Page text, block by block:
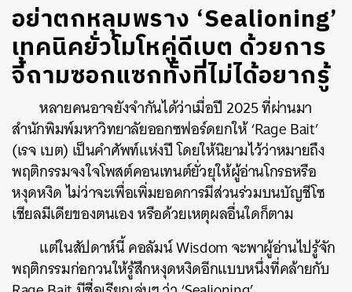
อย่าตกหลุมพราง ‘Sealioning’
เทคนิคยั่วโมโหคู่ดีเบต ด้วยการ
จี้ถามซอกแซกทั้งที่ไม่ได้อยากรู้
หลายคนอาจยังจำกันได้ว่าเมื่อปี 2025 ที่ผ่านมา
สำนักพิมพ์มหาวิทยาลัยออกซฟอร์ดยกให้ ‘Rage Bait’
(เรจ เบต) เป็นคำศัพท์แห่งปี โดยให้นิยามไว้ว่าหมายถึง
พฤติกรรมจงใจโพสต์คอนเทนต์ยั่วยุให้ผู้อ่านโกรธหรือ
หงุดหงิด ไม่ว่าจะเพื่อเพิ่มยอดการมีส่วนร่วมบนบัญชีโซ
เชียลมีเดียของตนเอง หรือด้วยเหตุผลอื่นใดก็ตาม
แต่ในสัปดาห์นี้ คอลัมน์ Wisdom จะพาผู้อ่านไปรู้จัก
พฤติกรรมก่อกวนให้รู้สึกหงุดหงิดอีกแบบหนึ่งที่คล้ายกับ